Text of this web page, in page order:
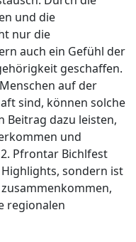
und die
nur die
auch ein Gefühl der
geschaffen.
auf der
sind, können solche
Beitrag dazu leisten,
und
Pfrontar Bichlfest
sondern ist
regionalen